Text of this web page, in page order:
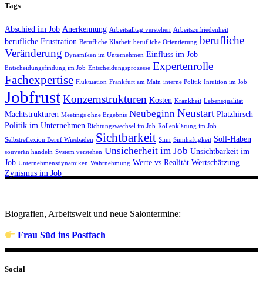
Tags
Abschied im Job Anerkennung Arbeitsalltag verstehen Arbeitszufriedenheit
berufliche Frustration Berufliche Klarheit berufliche Orientierung berufliche
Veränderung Dynamiken im Unternehmen Einfluss im Job
Entscheidungsfindung im Job Entscheidungsprozesse Expertenrolle
Fachexpertise Fluktuation Frankfurt am Main interne Politik Intuition im Job
JobfrustKonzernstrukturen Kosten Krankheit Lebensqualität
Machtstrukturen Meetings ohne Ergebnis Neubeginn Neustart Platzhirsch
Politik im Unternehmen Richtungswechsel im Job Rollenklärung im Job
Selbstreflexion Beruf Wiesbaden Sichtbarkeit Sinn Sinnhaftigkeit Soll-Haben
souverän handeln System verstehen Unsicherheit im Job Unsichtbarkeit im
Job Unternehmensdynamiken Wahrnehmung Werte vs Realität Wertschätzung
Zynismus im Job
Biografien, Arbeitswelt und neue Salontermine:
Frau Süd ins Postfach
Social